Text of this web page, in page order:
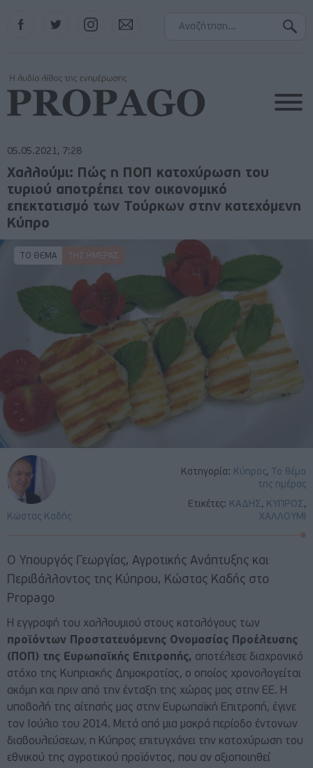
Instagram
05.05.2021, 7:28
ΤΟ ΘΕΜΑ ΤΗΣ ΗΜΈΡΑΣ
Κατηγορία: Κύπρος,
Το θέμα
της ημέρας
Ετικέτες: ΚΑΔΗΣ, ΚΥΠΡΟΣ,
ΧΑΛΛΟΥΜΙ
Κώστας Καδής
Χαλλούμι: Πώς η ΠΟΠ κατοχύρωση του
τυριού αποτρέπει τον οικονομικό
επεκτατισμό των Τούρκων στην κατεχόμενη
Κύπρο
Ο Υπουργός Γεωργίας, Αγροτικής Ανάπτυξης και
Περιβάλλοντος της Κύπρου, Κώστας Καδής στο
Propago
Η εγγραφή του χαλλουμιού στους καταλόγους των
προϊόντων Προστατευόμενης Ονομασίας Προέλευσης
(ΠΟΠ) της Ευρωπαϊκής Επιτροπής, αποτέλεσε διαχρονικό
στόχο της Κυπριακής Δημοκρατίας, ο οποίος χρονολογείται
ακόμη και πριν από την ένταξη της χώρας μας στην ΕΕ. Η
υποβολή της αίτησής μας στην Ευρωπαϊκή Επιτροπή, έγινε
τον Ιούλιο του 2014. Μετά από μια μακρά περίοδο έντονων
διαβουλεύσεων, η Κύπρος επιτυγχάνει την κατοχύρωση του
εθνικού της αγροτικού προϊόντος, που αν αξιοποιηθεί